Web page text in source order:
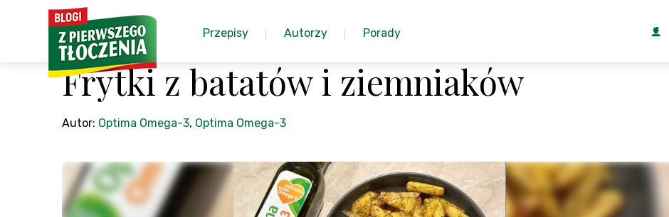
Przepisy Autorzy Porady
Frytki z batatów i ziemniaków
Autor: Optima Omega-3, Optima Omega-3